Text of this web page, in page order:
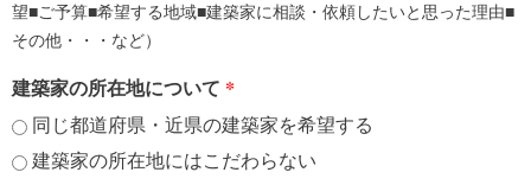
望■ご予算■希望する地域■建築家に相談・依頼したいと思った理由■
その他・・・など）
建築家の所在地について *
同じ都道府県・近県の建築家を希望する
建築家の所在地にはこだわらない